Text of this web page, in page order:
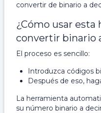
convertir de binario a
¿Cómo usar esta
convertir binario
El proceso es sencillo:
Introduzca códigos
Después de eso,
La herramienta
su número binario a